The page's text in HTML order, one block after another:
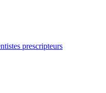
prescripteurs